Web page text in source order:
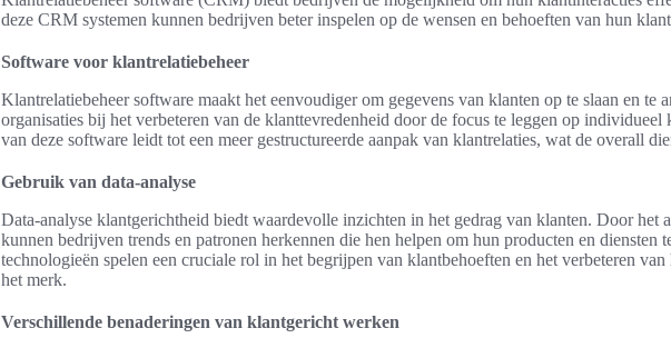
deze CRM systemen kunnen bedrijven beter inspelen op de wensen en behoeften van hun
Software voor klantrelatiebeheer
Klantrelatiebeheer software maakt het eenvoudiger om gegevens van klanten op te slaan en te
organisaties bij het verbeteren van de klanttevredenheid door de focus te leggen op
van deze software leidt tot een meer gestructureerde aanpak van klantrelaties, wat de overall
Gebruik van data-analyse
Data-analyse klantgerichtheid biedt waardevolle inzichten in het gedrag van klanten. Door het
kunnen bedrijven trends en patronen herkennen die hen helpen om hun producten en diensten
technologieën spelen een cruciale rol in het begrijpen van klantbehoeften en het verbeteren
het merk.
Verschillende benaderingen van klantgericht werken